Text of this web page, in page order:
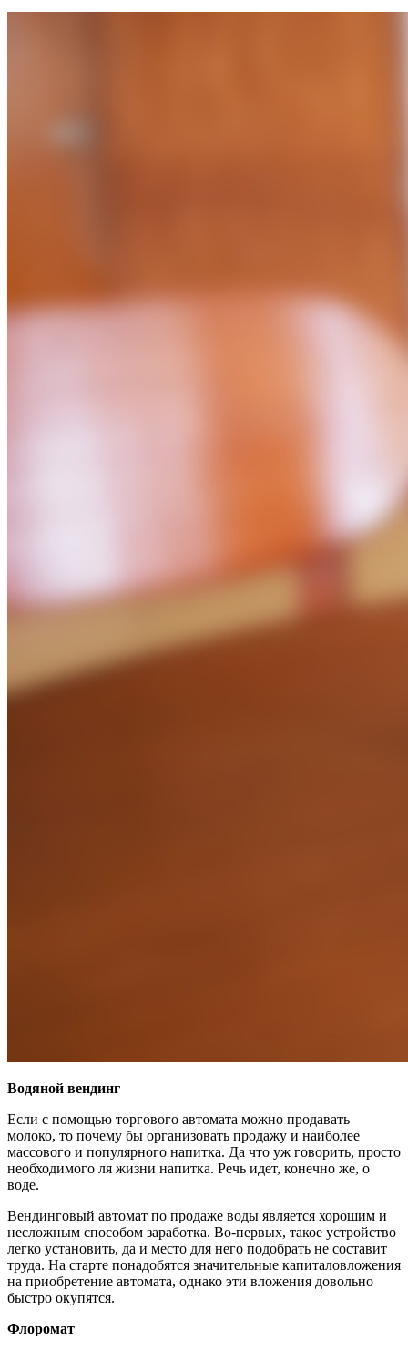
Водяной вендинг
Если с помощью торгового автомата можно продавать
молоко, то почему бы организовать продажу и наиболее
массового и популярного напитка. Да что уж говорить, просто
необходимого ля жизни напитка. Речь идет, конечно же, о
воде.
Вендинговый автомат по продаже воды является хорошим и
несложным способом заработка. Во-первых, такое устройство
легко установить, да и место для него подобрать не составит
труда. На старте понадобятся значительные капиталовложения
на приобретение автомата, однако эти вложения довольно
быстро окупятся.
Флоромат